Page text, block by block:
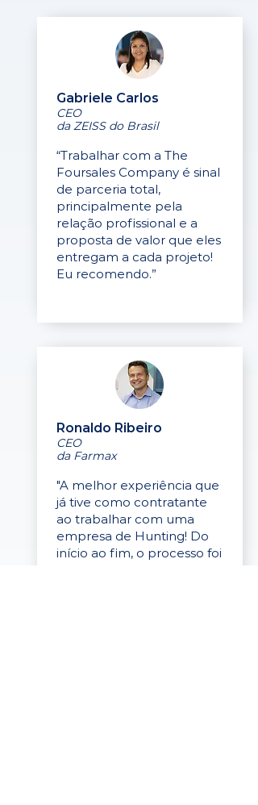
Gabriele Carlos
CEO
da ZEISS do Brasil
“Trabalhar com a The
Foursales Company é sinal
de parceria total,
principalmente pela
relação profissional e a
proposta de valor que eles
entregam a cada projeto!
Eu recomendo.”
Ronaldo Ribeiro
CEO
da Farmax
"A melhor experiência que
já tive como contratante
ao trabalhar com uma
empresa de Hunting! Do
início ao fim, o processo foi